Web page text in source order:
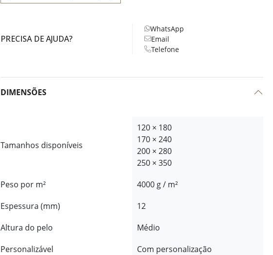
PRECISA DE AJUDA?
WhatsApp
Email
Telefone
DIMENSÕES
Tamanhos disponíveis
120 × 180
170 × 240
200 × 280
250 × 350
Peso por m²
4000 g / m²
Espessura (mm)
12
Altura do pelo
Médio
Personalizável
Com personalização